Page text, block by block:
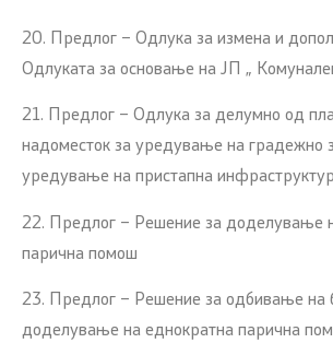
20. Предлог – Одлука за измена и
Одлуката за основање на ЈП „
21. Предлог – Одлука за делумно од
надоместок за уредување на градежно
уредување на пристапна
22. Предлог – Решение за доделување
парична помош
23. Предлог – Решение за одбивање на
доделување на еднократна парична